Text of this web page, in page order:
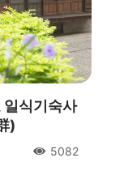
식기숙사
)
人氣5082